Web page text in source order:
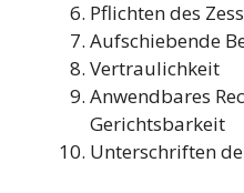
Pflichten des
Aufschiebende
Vertraulichkeit
Anwendbares
Gerichtsbarkeit
Unterschriften